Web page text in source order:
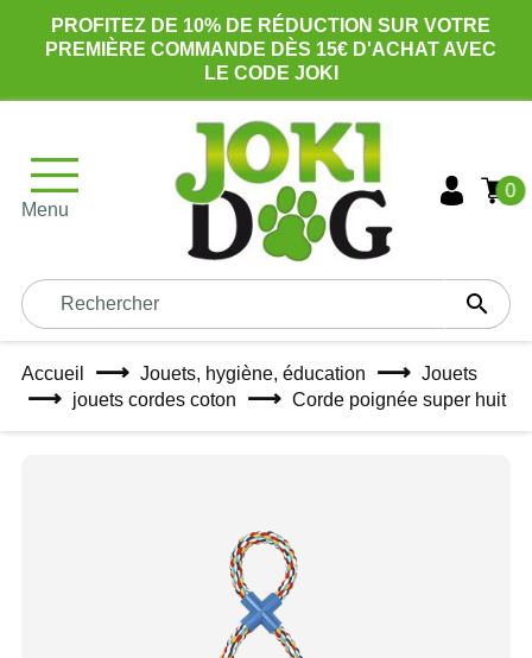
PROFITEZ DE 10% DE RÉDUCTION SUR VOTRE
PREMIÈRE COMMANDE DÈS 15€ D'ACHAT AVEC
LE CODE JOKI
Menu

0
Accueil Jouets, hygiène, éducation
Jouets
jouets cordes coton
Corde poignée super huit